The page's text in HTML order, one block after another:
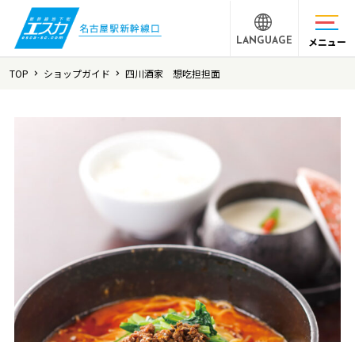
LANGUAGE メニュー
TOP ショップガイド 四川酒家 想吃担担面